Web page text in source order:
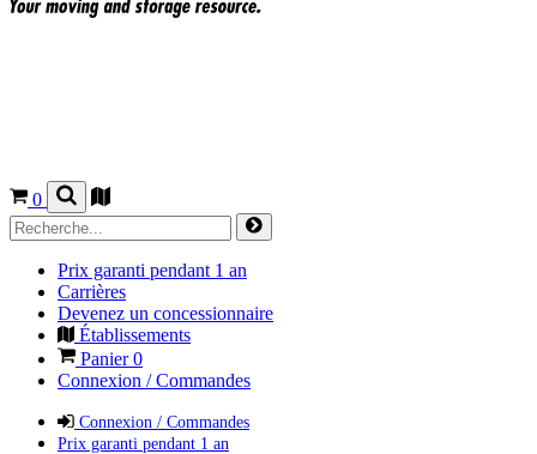
0
Prix garanti pendant 1 an
Carrières
Devenez un concessionnaire
Établissements
Panier0
Connexion / Commandes
Connexion / Commandes
Prix garanti pendant 1 an